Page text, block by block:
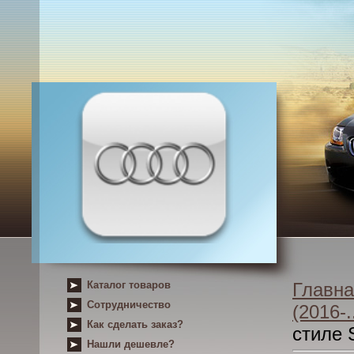
Каталог товаров
Сотрудничество
Как сделать заказ?
Нашли дешевле?
(2016-
стиле